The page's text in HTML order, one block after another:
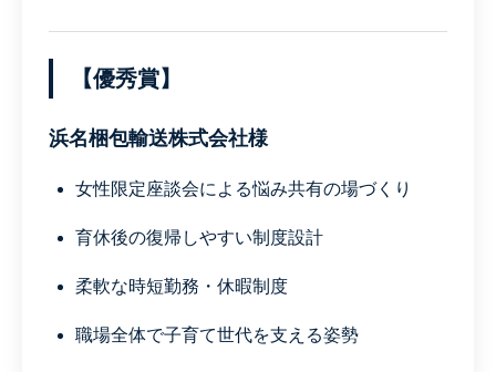
【優秀賞】
浜名梱包輸送株式会社様
女性限定座談会による悩み共有の場づくり
育休後の復帰しやすい制度設計
柔軟な時短勤務・休暇制度
職場全体で子育て世代を支える姿勢